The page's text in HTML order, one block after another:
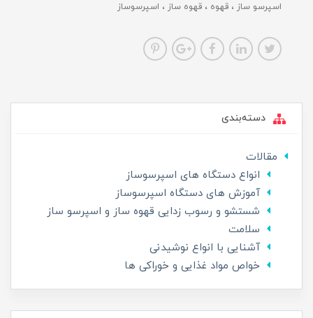
اسپرسو ساز قهوه قهوه ساز اسپرسوساز
دسته‌بندی
مقالات
انواع دستگاه های اسپرسوساز
آموزش های دستگاه اسپرسوساز
شستشو و رسوب زدایی قهوه ساز و اسپرسو ساز
سلامت
آشنایی با انواع نوشیدنی
خواص مواد غذایی و خوراکی ها